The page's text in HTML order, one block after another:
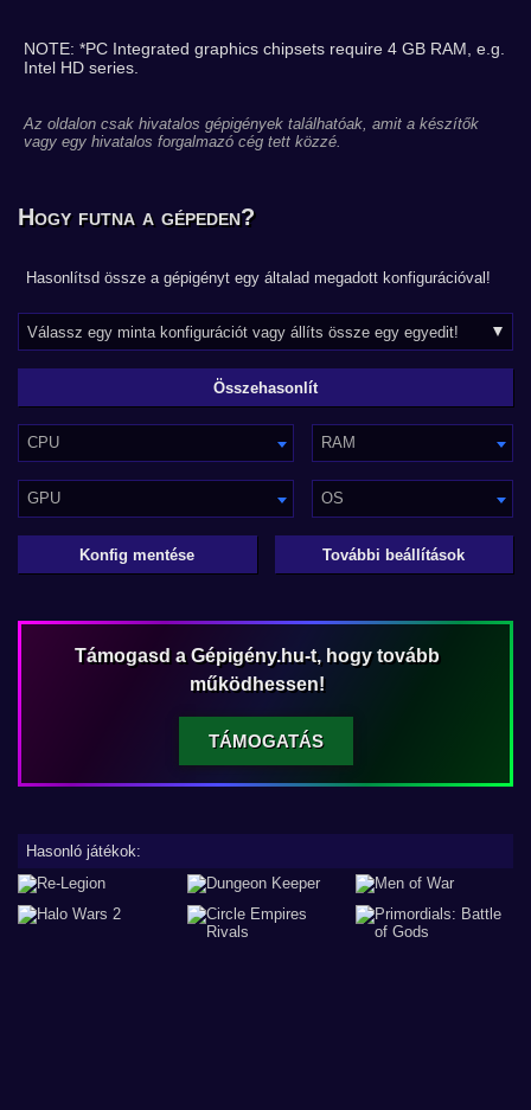
NOTE: *PC Integrated graphics chipsets require 4 GB RAM, e.g.
Intel HD series.
Az oldalon csak hivatalos gépigények találhatóak, amit a készítők
vagy egy hivatalos forgalmazó cég tett közzé.
Hogy futna a gépeden?
Hasonlítsd össze a gépigényt egy általad megadott konfigurációval!
CPU RAM
GPU OS
Konfig mentése További beállítások
Támogasd a Gépigény.hu-t, hogy tovább
működhessen!
TÁMOGATÁS
Hasonló játékok: